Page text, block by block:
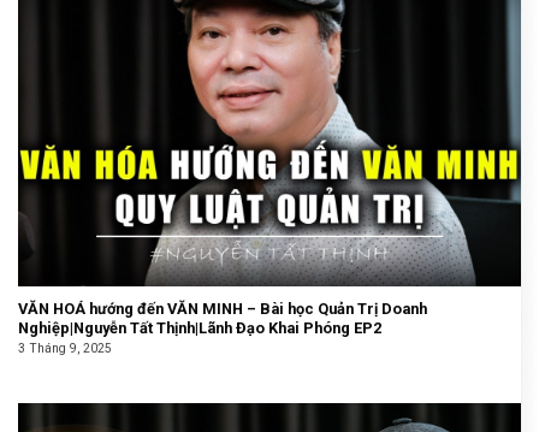
VĂN HOÁ hướng đến VĂN MINH – Bài học Quản Trị Doanh
Nghiệp|Nguyễn Tất Thịnh|Lãnh Đạo Khai Phóng EP2
3 Tháng 9, 2025